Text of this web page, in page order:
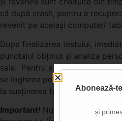
că după crash, pentru a
revenit pe același computer/
Dupa finalizarea testului,
punctajul obţinut şi analiza
sale. Pentru a revedea mai
se logheze pe site-ul
la susținerea testului.
Important! Nu trebuie folosite
Abonează-
și